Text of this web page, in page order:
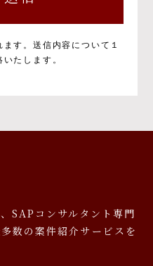
、当社サービス利用
ト発送等
ては、一部お返しで
でご了承ください。
た場合に生じる結
だかない場合は、本
す。 送信内容について１
たします。
SAPコンサルタント専門
数の案件紹介サービスを